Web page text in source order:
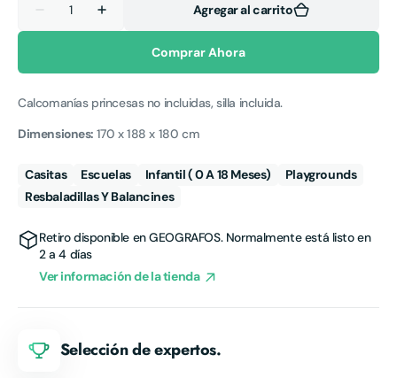
Reducir
cantidad
Aumentar
cantidad
Agregar al carrito
Comprar Ahora
Calcomanías princesas no incluidas, silla incluida.
Dimensiones: 170 x 188 x 180 cm
Casitas Escuelas Infantil ( 0 A 18 Meses)
Playgrounds
Resbaladillas Y Balancines
Retiro disponible enGEOGRAFOS. Normalmente está listo en
2 a 4 días
Ver información de la tienda
Selección de expertos.